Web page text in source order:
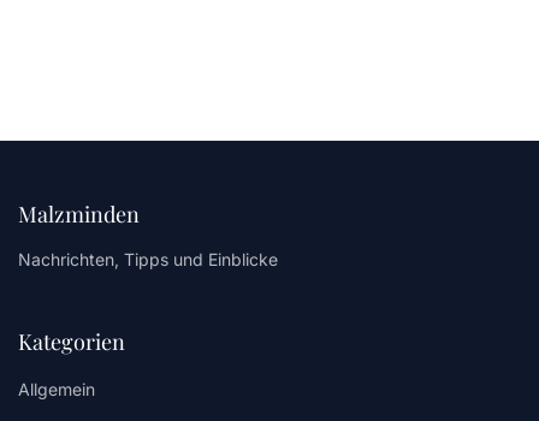
Malzminden
Nachrichten, Tipps und Einblicke
Kategorien
Allgemein